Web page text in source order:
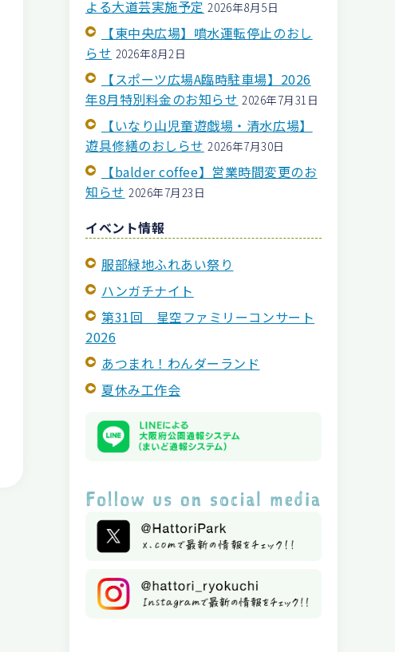
よる大道芸実施予定 2026年8月5日
【東中央広場】噴水運転停止のおし
らせ 2026年8月2日
【スポーツ広場A臨時駐車場】2026
年8月特別料金のお知らせ 2026年7月31日
【いなり山児童遊戯場・清水広場】
遊具修繕のおしらせ 2026年7月30日
【balder coffee】営業時間変更のお
知らせ 2026年7月23日
イベント情報
服部緑地ふれあい祭り
ハンガチナイト
第31回 星空ファミリーコンサート
2026
あつまれ！わんダーランド
夏休み工作会